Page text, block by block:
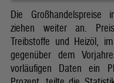
Die Großhandelspreise
ziehen weiter an.
Treibstoffe und Heizöl,
gegenüber dem
vorläufigen Daten ein